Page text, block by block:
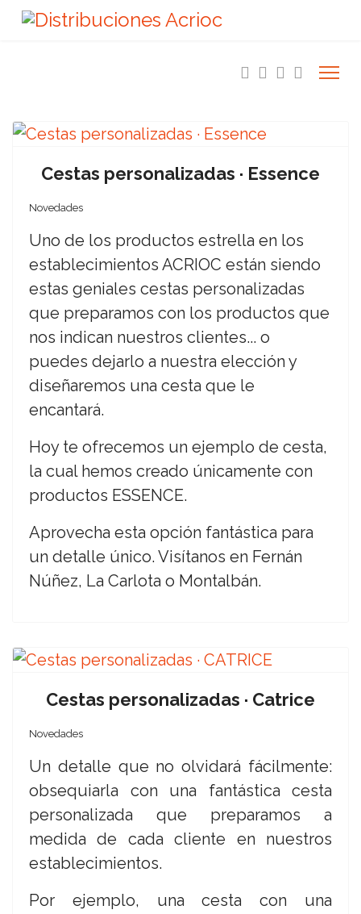
Cestas personalizadas · Essence
Novedades
Uno de los productos estrella en los
establecimientos ACRIOC están siendo
estas geniales cestas personalizadas
que preparamos con los productos que
nos indican nuestros clientes... o
puedes dejarlo a nuestra elección y
diseñaremos una cesta que le
encantará.
Hoy te ofrecemos un ejemplo de cesta,
la cual hemos creado únicamente con
productos ESSENCE.
Aprovecha esta opción fantástica para
un detalle único. Visítanos en Fernán
Núñez, La Carlota o Montalbán.
Cestas personalizadas · Catrice
Novedades
Un detalle que no olvidará fácilmente:
obsequiarla con una fantástica cesta
personalizada que preparamos a
medida de cada cliente en nuestros
establecimientos.
Por ejemplo, una cesta con una